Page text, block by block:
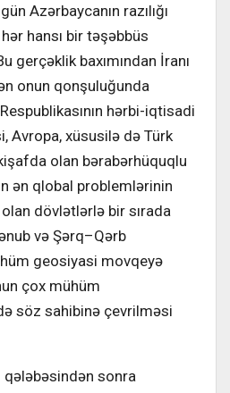
Azərbaycanın razılığı
hansı bir təşəbbüs
gerçəklik baxımından İranı
onun qonşuluğunda
hərbi-iqtisadi
Avropa, xüsusilə də Türk
olan bərabərhüquqlu
ən qlobal problemlərinin
dövlətlərlə bir sırada
və Şərq–Qərb
geosiyasi movqeyə
çox mühüm
söz sahibinə çevrilməsi
sonra